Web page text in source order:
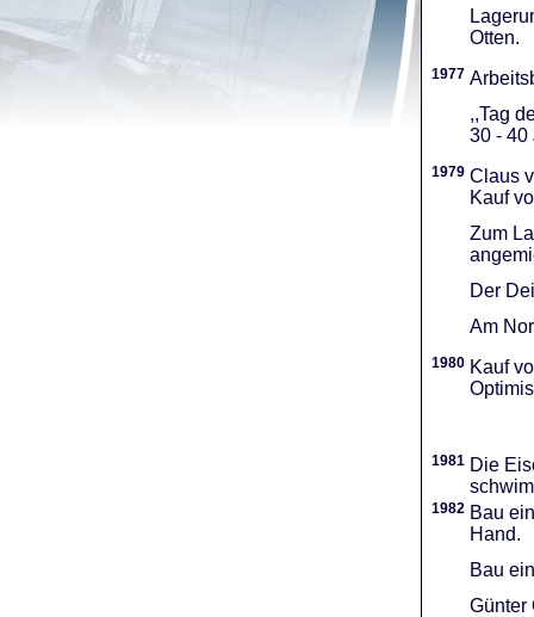
Otten.
1977
,,Tag
30 - 40
1979 Claus
Kauf
Zum
Der
Am
1980 Kauf
1981 Die
1982 Bau
Hand.
Bau
Günter